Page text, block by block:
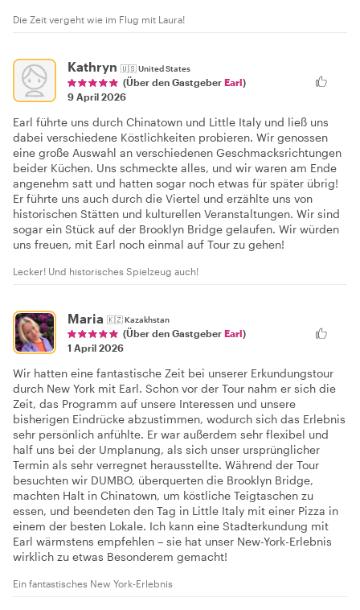
Die Zeit vergeht wie im Flug mit Laura!
Kathryn 🇺🇸United States
(Über den Gastgeber Earl)
9 April 2026
Earl führte uns durch Chinatown und Little Italy und ließ uns
dabei verschiedene Köstlichkeiten probieren. Wir genossen
eine große Auswahl an verschiedenen Geschmacksrichtungen
beider Küchen. Uns schmeckte alles, und wir waren am Ende
angenehm satt und hatten sogar noch etwas für später übrig!
Er führte uns auch durch die Viertel und erzählte uns von
historischen Stätten und kulturellen Veranstaltungen. Wir sind
sogar ein Stück auf der Brooklyn Bridge gelaufen. Wir würden
uns freuen, mit Earl noch einmal auf Tour zu gehen!
Lecker! Und historisches Spielzeug auch!
Maria 🇰🇿Kazakhstan
(Über den Gastgeber Earl)
1 April 2026
Wir hatten eine fantastische Zeit bei unserer Erkundungstour
durch New York mit Earl. Schon vor der Tour nahm er sich die
Zeit, das Programm auf unsere Interessen und unsere
bisherigen Eindrücke abzustimmen, wodurch sich das Erlebnis
sehr persönlich anfühlte. Er war außerdem sehr flexibel und
half uns bei der Umplanung, als sich unser ursprünglicher
Termin als sehr verregnet herausstellte. Während der Tour
besuchten wir DUMBO, überquerten die Brooklyn Bridge,
machten Halt in Chinatown, um köstliche Teigtaschen zu
essen, und beendeten den Tag in Little Italy mit einer Pizza in
einem der besten Lokale. Ich kann eine Stadterkundung mit
Earl wärmstens empfehlen – sie hat unser New-York-Erlebnis
wirklich zu etwas Besonderem gemacht!
Ein fantastisches New York-Erlebnis